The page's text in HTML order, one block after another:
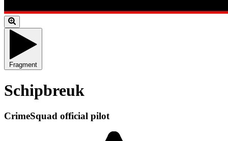
Fragment
Schipbreuk
CrimeSquad official pilot